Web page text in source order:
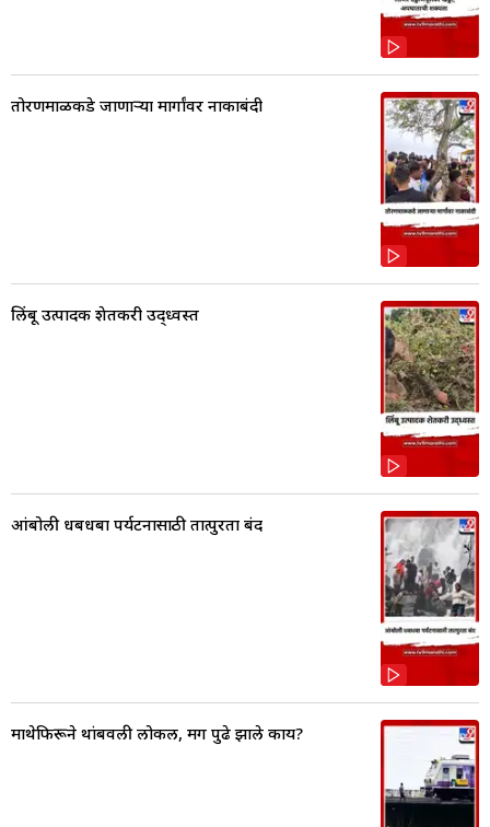
तोरणमाळकडे जाणाऱ्या मार्गांवर नाकाबंदी
लिंबू उत्पादक शेतकरी उद्ध्वस्त
आंबोली धबधबा पर्यटनासाठी तात्पुरता बंद
माथेफिरूने थांबवली लोकल, मग पुढे झाले काय?